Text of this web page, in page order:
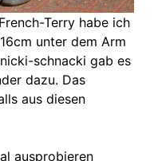
Terry habe ich
unter dem Arm
schnacki gab es
dazu. Das
aus diesen
ausprobieren